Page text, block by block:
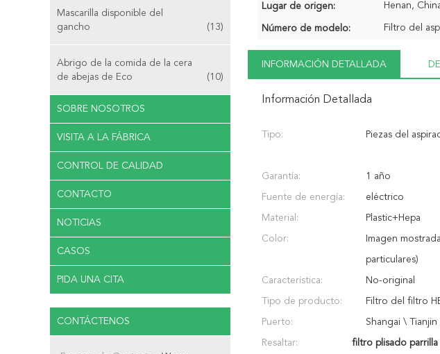
Mascarilla disponible del
gancho
(13)
Abrigo de la comida de la cera
de abejas de Eco
(10)
SOBRE NOSOTROS
VISITA A LA FÁBRICA
CONTROL DE CALIDAD
CONTACTO
NOTICIAS
CASOS
PIDA UNA CITA
CONTÁCTENOS
Lugar de origen: Henan,
Número de modelo: Filtro del
INFORMACIÓN DETALLADA
Información Detallada
Tipo: Piezas del
Garantía: 1 año
Fuente de energía: eléctrico
Material: Plastic+Hepa
Color: Imagen
particulares)
Característica: No-original
Tipo de producto: Filtro del filtro
Puerto: Shangai \
Resaltar: filtro plisado parrilla